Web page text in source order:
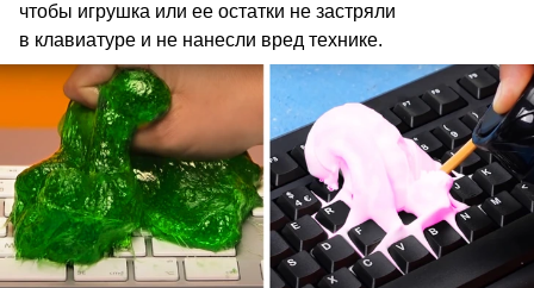
чтобы игрушка или ее остатки не застряли
в клавиатуре и не нанесли вред технике.